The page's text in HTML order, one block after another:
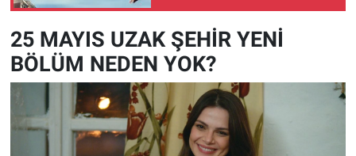
25 MAYIS UZAK ŞEHİR YENİ
BÖLÜM NEDEN YOK?